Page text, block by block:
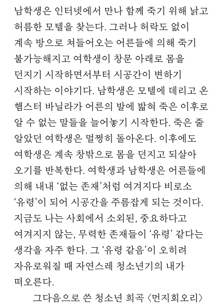
남학생은 인터넷에서 만나 함께 죽기 위해 낡고
허름한 모텔을 찾는다. 그러나 허락도 없이
계속 방으로 쳐들어오는 어른들에 의해 죽기
불가능해지고 여학생이 창문 아래로 몸을
던지기 시작하면서부터 시공간이 변하기
시작하는 이야기다. 남학생은 모텔에 데리고 온
햄스터 바닐라가 어른의 발에 밟혀 죽은 이후로
알 수 없는 말들을 늘어놓기 시작한다. 죽은 줄
알았던 여학생은 멀쩡히 돌아온다. 이후에도
여학생은 계속 창밖으로 몸을 던지고 되살아
오기를 반복한다. 여학생과 남학생은 어른들에
의해 내내 ‘없는 존재’처럼 여겨지다 비로소
‘유령’이 되어 시공간을 주름잡게 되는 것이다.
지금도 나는 사회에서 소외된, 중요하다고
여겨지지 않는, 무력한 존재들이 ‘유령’ 같다는
생각을 자주 한다. 그 ‘유령 같음’이 오히려
자유로워질 때 자연스레 청소년기의 내가
떠오른다.
그다음으로 쓴 청소년 희곡 〈먼지회오리〉